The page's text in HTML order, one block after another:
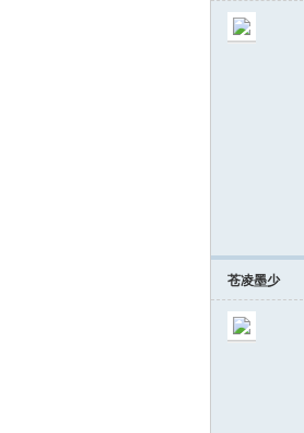
苍凌墨少